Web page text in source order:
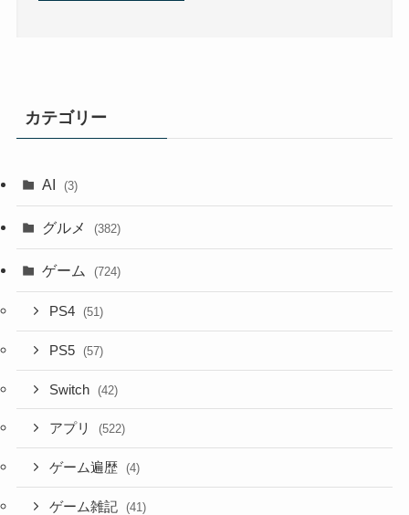
カテゴリー
AI (3)
グルメ (382)
ゲーム (724)
PS4 (51)
PS5 (57)
Switch (42)
アプリ (522)
ゲーム遍歴 (4)
ゲーム雑記 (41)